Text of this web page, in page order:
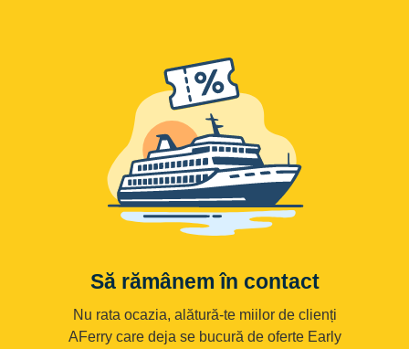
Să rămânem în contact
Nu rata ocazia, alătură-te miilor de clienți
AFerry care deja se bucură de oferte Early